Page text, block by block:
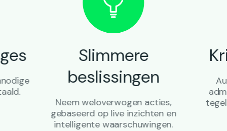
Slimmere
beslissingen
Neem weloverwogen acties,
gebaseerd op live inzichten en
intelligente waarschuwingen.